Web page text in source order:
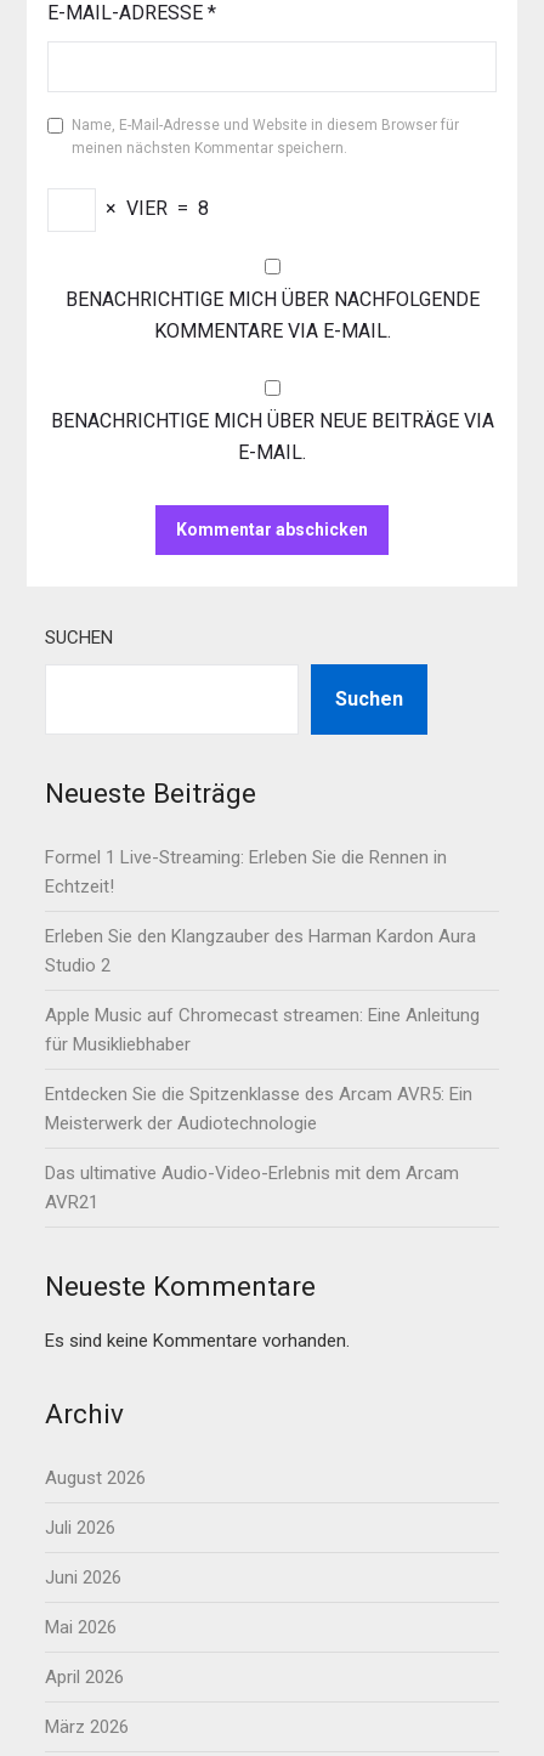
E-MAIL-ADRESSE *
Name, E-Mail-Adresse und Website in diesem Browser für
meinen nächsten Kommentar speichern.
× VIER = 8
BENACHRICHTIGE MICH ÜBER NACHFOLGENDE
KOMMENTARE VIA E-MAIL.
BENACHRICHTIGE MICH ÜBER NEUE BEITRÄGE VIA
E-MAIL.
SUCHEN
Suchen
Neueste Beiträge
Formel 1 Live-Streaming: Erleben Sie die Rennen in
Echtzeit!
Erleben Sie den Klangzauber des Harman Kardon Aura
Studio 2
Apple Music auf Chromecast streamen: Eine Anleitung
für Musikliebhaber
Entdecken Sie die Spitzenklasse des Arcam AVR5: Ein
Meisterwerk der Audiotechnologie
Das ultimative Audio-Video-Erlebnis mit dem Arcam
AVR21
Neueste Kommentare
Es sind keine Kommentare vorhanden.
Archiv
August 2026
Juli 2026
Juni 2026
Mai 2026
April 2026
März 2026